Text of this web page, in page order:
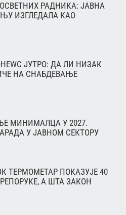
РАДНИКА: ЈАВНА
ИЗГЛЕДАЛА КАО
ЈУТРО: ДА ЛИ НИЗАК
НА СНАБДЕВАЊЕ
МИНИМАЛЦА У 2027.
У ЈАВНОМ СЕКТОРУ
ТЕРМОМЕТАР ПОКАЗУЈЕ 40
А ШТА ЗАКОН